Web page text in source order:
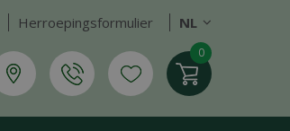
Herroepingsformulier NL